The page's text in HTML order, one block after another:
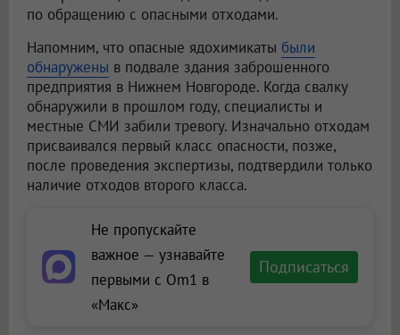
по обращению с опасными отходами.
Напомним, что опасные ядохимикаты были
обнаружены в подвале здания заброшенного
предприятия в Нижнем Новгороде. Когда свалку
обнаружили в прошлом году, специалисты и
местные СМИ забили тревогу. Изначально отходам
присваивался первый класс опасности, позже,
после проведения экспертизы, подтвердили только
наличие отходов второго класса.
Не пропускайте
важное — узнавайте
первыми с Om1 в
«Макс»
Подписаться